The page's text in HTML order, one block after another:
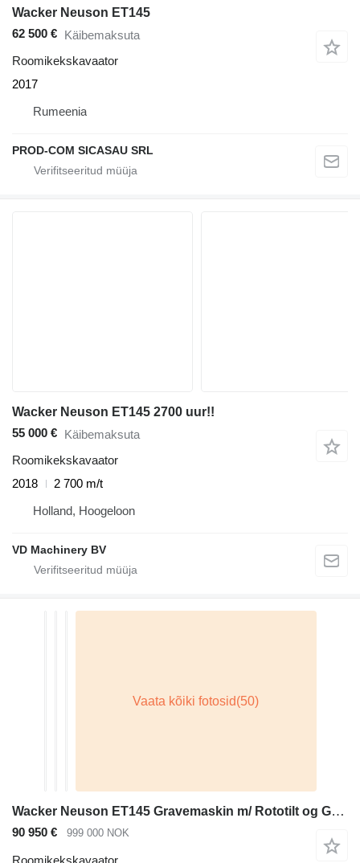
Wacker Neuson ET145
62 500 € Käibemaksuta
Roomikekskavaator
2017
Rumeenia
PROD-COM SICASAU SRL
Wacker Neuson ET145 2700 uur!!
55 000 € Käibemaksuta
Roomikekskavaator
2018
2 700 m/t
Holland, Hoogeloon
VD Machinery BV
Wacker Neuson ET145 Gravemaskin m/ Rototilt og Graveskuffe – 1700 timer
90 950 € 999 000 NOK
Roomikekskavaator